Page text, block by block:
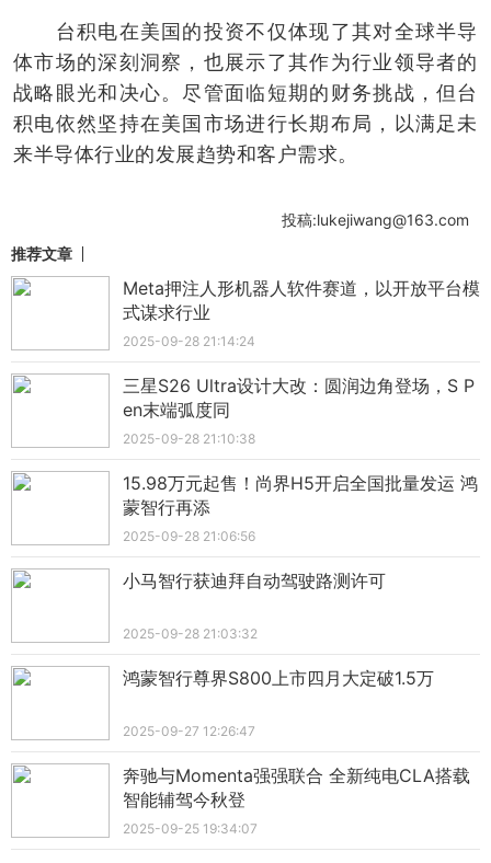
台积电在美国的投资不仅体现了其对全球半导
体市场的深刻洞察，也展示了其作为行业领导者的
战略眼光和决心。尽管面临短期的财务挑战，但台
积电依然坚持在美国市场进行长期布局，以满足未
来半导体行业的发展趋势和客户需求。
投稿:lukejiwang@163.com
推荐文章
Meta押注人形机器人软件赛道，以开放平台模
式谋求行业
2025-09-28 21:14:24
三星S26 Ultra设计大改：圆润边角登场，S P
en末端弧度同
2025-09-28 21:10:38
15.98万元起售！尚界H5开启全国批量发运 鸿
蒙智行再添
2025-09-28 21:06:56
小马智行获迪拜自动驾驶路测许可
2025-09-28 21:03:32
鸿蒙智行尊界S800上市四月大定破1.5万
2025-09-27 12:26:47
奔驰与Momenta强强联合 全新纯电CLA搭载
智能辅驾今秋登
2025-09-25 19:34:07